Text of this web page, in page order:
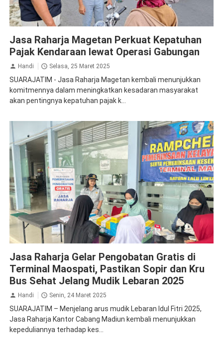
Jasa Raharja Magetan Perkuat Kepatuhan
Pajak Kendaraan lewat Operasi Gabungan
Handi Selasa, 25 Maret 2025
SUARAJATIM - Jasa Raharja Magetan kembali menunjukkan
komitmennya dalam meningkatkan kesadaran masyarakat
akan pentingnya kepatuhan pajak k...
Jasa Raharja Gelar Pengobatan Gratis di
Terminal Maospati, Pastikan Sopir dan Kru
Bus Sehat Jelang Mudik Lebaran 2025
Handi Senin, 24 Maret 2025
SUARAJATIM – Menjelang arus mudik Lebaran Idul Fitri 2025,
Jasa Raharja Kantor Cabang Madiun kembali menunjukkan
kepeduliannya terhadap kes...